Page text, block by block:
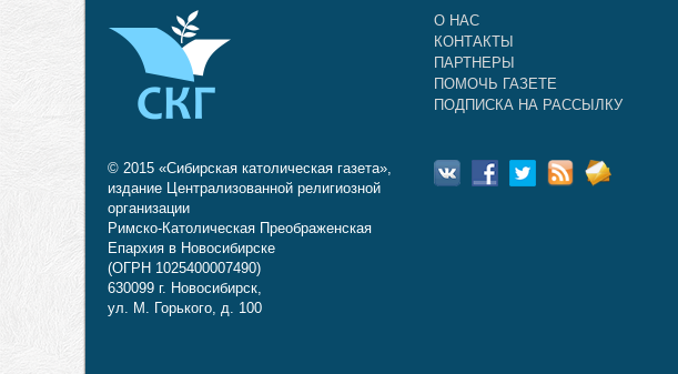
© 2015 «Сибирская католическая газета»,
издание Централизованной религиозной
организации
Римско-Католическая Преображенская
Епархия в Новосибирске
(ОГРН 1025400007490)
630099 г. Новосибирск,
ул. М. Горького, д. 100
О НАС
КОНТАКТЫ
ПАРТНЕРЫ
ПОМОЧЬ ГАЗЕТЕ
ПОДПИСКА НА РАССЫЛКУ